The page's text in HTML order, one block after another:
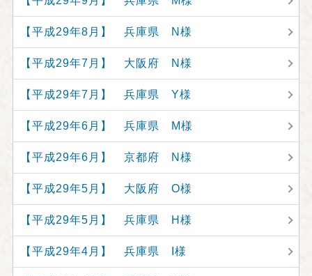
【平成29年8月】 兵庫県 N様
【平成29年7月】 大阪府 N様
【平成29年7月】 兵庫県 Y様
【平成29年6月】 兵庫県 M様
【平成29年6月】 京都府 N様
【平成29年5月】 大阪府 O様
【平成29年5月】 兵庫県 H様
【平成29年4月】 兵庫県 I様